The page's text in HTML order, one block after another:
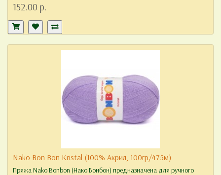
152.00 р.
Nako Bon Bon Kristal (100% Акрил, 100гр/475м)
Пряжа Nako Bonbon (Нако Бонбон) предназначена для ручного